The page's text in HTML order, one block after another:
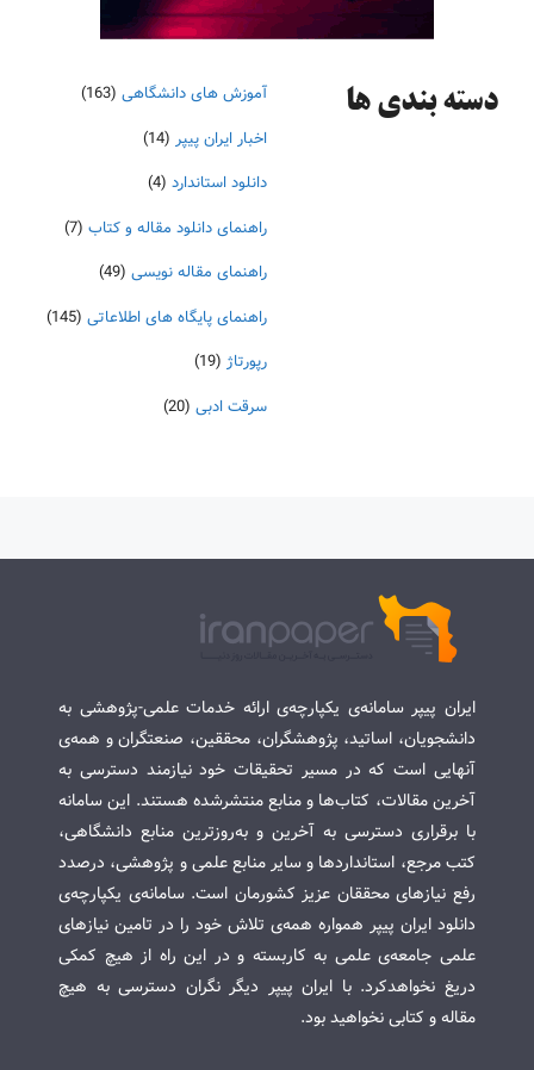
دسته‌ بندی ها آموزش های دانشگاهی (163)
اخبار ایران پیپر (14)
دانلود استاندارد (4)
راهنمای دانلود مقاله و کتاب (7)
راهنمای مقاله نویسی (49)
راهنمای پایگاه های اطلاعاتی (145)
رپورتاژ (19)
سرقت ادبی (20)
ایران پیپر سامانه‌ی یکپارچه‌ی ارائه خدمات علمی-پژوهشی به
دانشجویان، اساتید، پژوهشگران، محققین، صنعتگران و همه‌ی
آنهایی است که در مسیر تحقیقات خود نیازمند دسترسی به
آخرین مقالات، کتاب‌ها و منابع منتشرشده هستند. این سامانه
با برقراری دسترسی به آخرین و به‌روزترین منابع دانشگاهی،
کتب مرجع، استانداردها و سایر منابع علمی و پژوهشی، درصدد
رفع نیازهای محققان عزیز کشورمان است. سامانه‌ی یکپارچه‌ی
دانلود ایران پیپر همواره همه‌ی تلاش خود را در تامین نیازهای
علمی جامعه‌ی علمی به کاربسته و در این راه از هیچ کمکی
دریغ نخواهدکرد. با ایران پیپر دیگر نگران دسترسی به هیچ
مقاله و کتابی نخواهید بود.